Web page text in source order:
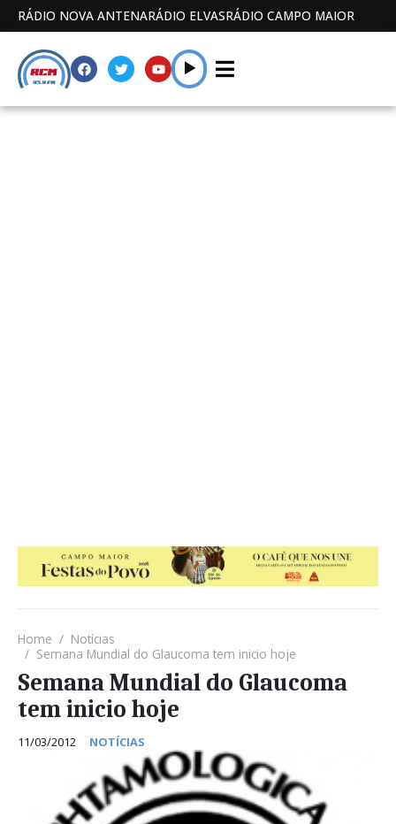
RÁDIO NOVA ANTENARÁDIO ELVASRÁDIO CAMPO MAIOR
Home
Notícias
Semana Mundial do Glaucoma tem inicio hoje
Semana Mundial do Glaucoma
tem inicio hoje
11/03/2012 NOTÍCIAS